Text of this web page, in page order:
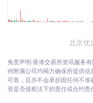
北京优
免责声明:香港交易所资讯服务
何附属公司均竭力确保所提供
可靠，且亦不会承担因任何不
管是否侵权法下的责任或合约责